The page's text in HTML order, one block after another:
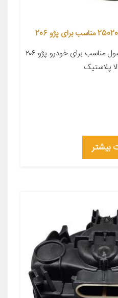
معرفی محصول جزئیات محصول مناسب برای خودرو پژو ۲۰۶
بیشتر